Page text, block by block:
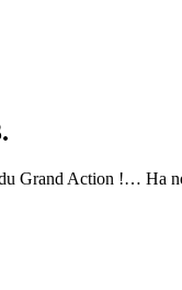
Grand Action !… Ha